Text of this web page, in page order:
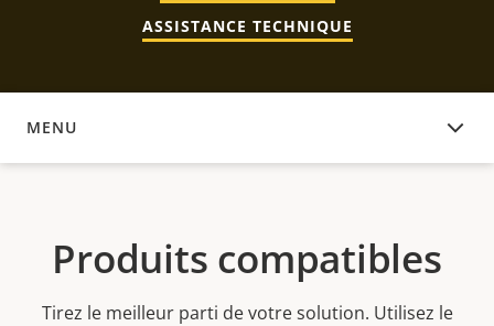
ASSISTANCE TECHNIQUE
MENU
PRODUITS COMPATIBLES
Produits compatibles
Tirez le meilleur parti de votre solution. Utilisez le